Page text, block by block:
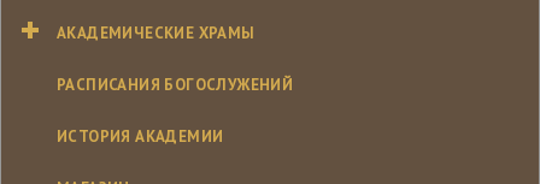
АКАДЕМИЧЕСКИЕ ХРАМЫ
РАСПИСАНИЯ БОГОСЛУЖЕНИЙ
ИСТОРИЯ АКАДЕМИИ